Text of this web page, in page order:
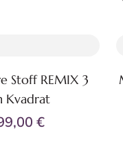
Produkt
Stoff REMIX 3
Kvadrat
€